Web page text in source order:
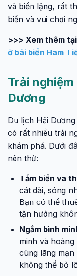
và biển lặng, rất
biển và vui chơi
>>> Xem thêm
ở bãi biển Hàm
Trải
Dương
Du lịch Hải
có rất nhiều trải
khám phá. Dưới
nên thử:
Tắm biển và
cát dài, sóng
Bạn có thể
tận hưởng
Ngắm bình
minh và
cùng lãng
không thể bỏ